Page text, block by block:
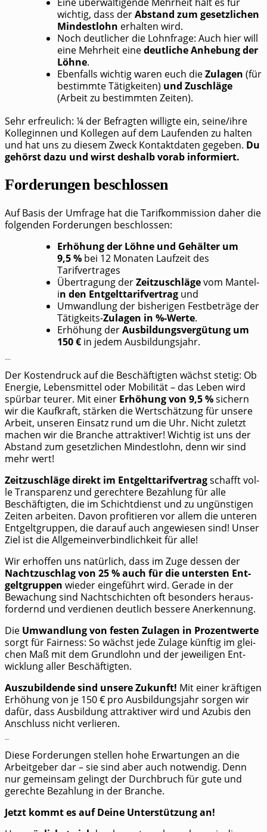
wich­tig, dass derAbstand zum gesetz­li­chen
Min­dest­lohn erhal­ten wird.
Noch deut­li­cher die Lohn­fra­ge: Auch hier will
eine Mehr­heit einedeut­li­che Anhe­bung der
Löh­ne.
Eben­falls wich­tig waren euch dieZula­gen (für
bestimm­te Tätig­kei­ten) und Zuschlä­ge
(Arbeit zu bestimm­ten Zeiten).
Sehr erfreu­lich: ¼ der Befrag­ten wil­lig­te ein, seine/​ihre
Kol­le­gin­nen und Kol­le­gen auf dem Lau­fen­den zu hal­ten
und hat uns zu die­sem Zweck Kon­takt­da­ten gege­ben. Du
gehörst dazu und wirst des­halb vor­ab informiert.
Forderungen beschlossen
Auf Basis der Umfra­ge hat die Tarif­kom­mis­si­on daher die
fol­gen­den For­de­run­gen beschlossen:
Erhö­hung der Löh­ne und Gehäl­ter um
9,5 % bei 12 Mona­ten Lauf­zeit des
Tarifvertrages
Über­tra­gung derZeit­zu­schlä­gevom Man­tel-
in den Ent­gelt­ta­rif­ver­trag und
Umwand­lung der bis­he­ri­gen Fest­be­trä­ge der
Tätig­keits-Zula­gen in %-Wer­te.
Erhö­hung derAus­bil­dungs­ver­gü­tung um
150 € in jedem Ausbildungsjahr.
Der Kos­ten­druck auf die Beschäf­tig­ten wächst ste­tig: Ob
Ener­gie, Lebens­mit­tel oder Mobi­li­tät – das Leben wird
spür­bar teu­rer. Mit einer Erhö­hung von 9,5 %sichern
wir die Kauf­kraft, stär­ken die Wert­schät­zung für unse­re
Arbeit, unse­ren Ein­satz rund um die Uhr. Nicht zuletzt
machen wir die Bran­che attrak­ti­ver! Wich­tig ist uns der
Abstand zum gesetz­li­chen Min­dest­lohn, denn wir sind
mehr wert!
Zeit­zu­schlä­ge direkt im Ent­gelt­ta­rif­ver­tragschafft vol­
le Trans­pa­renz und gerech­te­re Bezah­lung für alle
Beschäf­tig­ten, die im Schicht­dienst und zu ungüns­ti­gen
Zei­ten arbei­ten. Davon pro­fi­tie­ren vor allem die unte­ren
Ent­gelt­grup­pen, die dar­auf auch ange­wie­sen sind! Unser
Ziel ist die All­ge­mein­ver­bind­lich­keit für alle!
Wir erhof­fen uns natür­lich, dass im Zuge des­sen der
Nacht­zu­schlag von 25 % auch für die unters­ten Ent­
gelt­grup­pen wie­der ein­ge­führt wird. Gera­de in der
Bewa­chung sind Nacht­schich­ten oft beson­ders her­aus­
for­dernd und ver­die­nen deut­lich bes­se­re Anerkennung.
Die Umwand­lung von fes­ten Zula­gen in Pro­zent­wer­te
sorgt für Fair­ness: So wächst jede Zula­ge künf­tig im glei­
chen Maß mit dem Grund­lohn und der jewei­li­gen Ent­
wick­lung aller Beschäftigten.
Aus­zu­bil­den­de sind unse­re Zukunft! Mit einer kräf­ti­gen
Erhö­hung von je 150 € pro Aus­bil­dungs­jahr sor­gen wir
dafür, dass Aus­bil­dung attrak­ti­ver wird und Azu­bis den
Anschluss nicht verlieren.
Die­se For­de­run­gen stel­len hohe Erwar­tun­gen an die
Arbeit­ge­ber dar – sie sind aber auch not­wen­dig. Denn
nur gemein­sam gelingt der Durch­bruch für gute und
gerech­te Bezah­lung in der Branche.
Jetzt kommt es auf Dei­ne Unter­stüt­zung an!